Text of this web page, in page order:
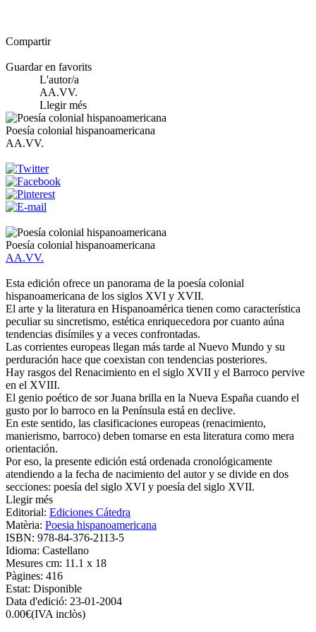
Compartir
Guardar en favorits
L'autor/a
AA.VV.
Llegir més
Poesía colonial hispanoamericana
AA.VV.
Poesía colonial hispanoamericana
AA.VV.
Esta edición ofrece un panorama de la poesía colonial
hispanoamericana de los siglos XVI y XVII.
El arte y la literatura en Hispanoamérica tienen como característica
peculiar su sincretismo, estética enriquecedora por cuanto aúna
tendencias disímiles y a veces confrontadas.
Las corrientes europeas llegan más tarde al Nuevo Mundo y su
perduración hace que coexistan con tendencias posteriores.
Hay rasgos del Renacimiento en el siglo XVII y el Barroco pervive
en el XVIII.
El genio poético de sor Juana brilla en la Nueva España cuando el
gusto por lo barroco en la Península está en declive.
En este sentido, las clasificaciones europeas (renacimiento,
manierismo, barroco) deben tomarse en esta literatura como mera
orientación.
Por eso, la presente edición está ordenada cronológicamente
atendiendo a la fecha de nacimiento del autor y se divide en dos
secciones: poesía del siglo XVI y poesía del siglo XVII.
Llegir més
Editorial: Ediciones Cátedra
Matèria: Poesia hispanoamericana
ISBN: 978-84-376-2113-5
Idioma: Castellano
Mesures cm: 11.1 x 18
Pàgines: 416
Estat: Disponible
Data d'edició: 23-01-2004
0.00€(IVA inclòs)